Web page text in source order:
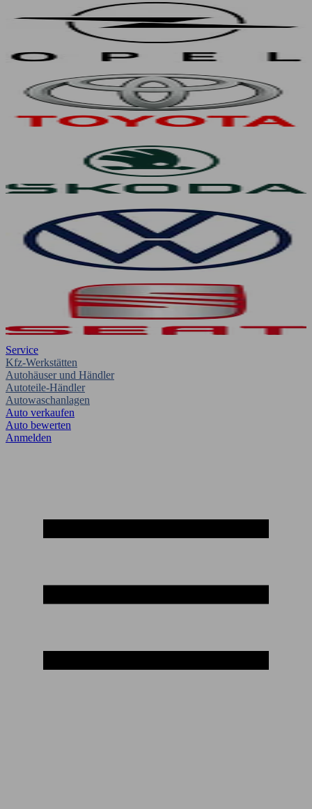
Service
Kfz-Werkstätten
Autohäuser und Händler
Autoteile-Händler
Autowaschanlagen
Auto verkaufen
Auto bewerten
Anmelden